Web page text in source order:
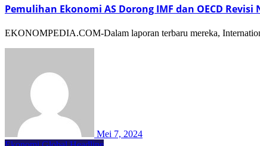
Pemulihan Ekonomi AS Dorong IMF dan OECD
EKONOMPEDIA.COM-Dalam laporan terbaru mereka,
Mei 7, 2024